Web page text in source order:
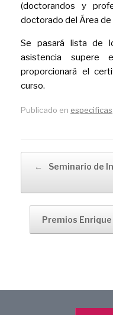
(doctorandos y
doctorado del Área
Se pasará lista de
asistencia
proporcionará el
curso.
Publicado en especificas
←
Seminario de
Premios